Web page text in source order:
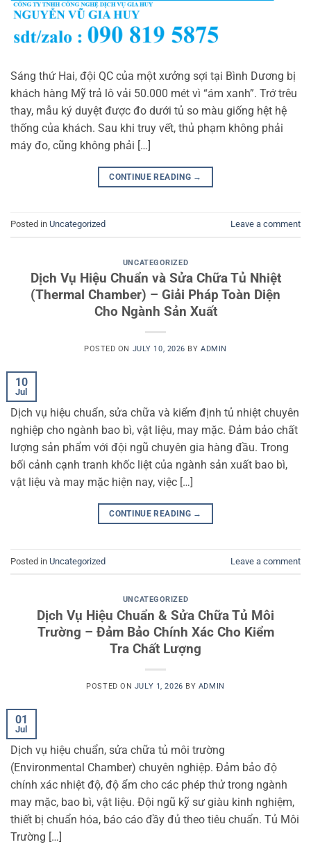
Sáng thứ Hai, đội QC của một xưởng sợi tại Bình Dương bị
khách hàng Mỹ trả lô vải 50.000 mét vì “ám xanh”. Trớ trêu
thay, mẫu ký duyệt được đo dưới tủ so màu giống hệt hệ
thống của khách. Sau khi truy vết, thủ phạm không phải
máy đo, cũng không phải […]
CONTINUE READING →
Posted in Uncategorized Leave a comment
UNCATEGORIZED
Dịch Vụ Hiệu Chuẩn và Sửa Chữa Tủ Nhiệt
(Thermal Chamber) – Giải Pháp Toàn Diện
Cho Ngành Sản Xuất
POSTED ON JULY 10, 2026 BYADMIN
10
Jul
Dịch vụ hiệu chuẩn, sửa chữa và kiểm định tủ nhiệt chuyên
nghiệp cho ngành bao bì, vật liệu, may mặc. Đảm bảo chất
lượng sản phẩm với đội ngũ chuyên gia hàng đầu. Trong
bối cảnh cạnh tranh khốc liệt của ngành sản xuất bao bì,
vật liệu và may mặc hiện nay, việc […]
CONTINUE READING →
Posted in Uncategorized Leave a comment
UNCATEGORIZED
Dịch Vụ Hiệu Chuẩn & Sửa Chữa Tủ Môi
Trường – Đảm Bảo Chính Xác Cho Kiểm
Tra Chất Lượng
POSTED ON JULY 1, 2026 BY ADMIN
01
Jul
Dịch vụ hiệu chuẩn, sửa chữa tủ môi trường
(Environmental Chamber) chuyên nghiệp. Đảm bảo độ
chính xác nhiệt độ, độ ẩm cho các phép thử trong ngành
may mặc, bao bì, vật liệu. Đội ngũ kỹ sư giàu kinh nghiệm,
thiết bị chuẩn hóa, báo cáo đầy đủ theo tiêu chuẩn. Tủ Môi
Trường […]